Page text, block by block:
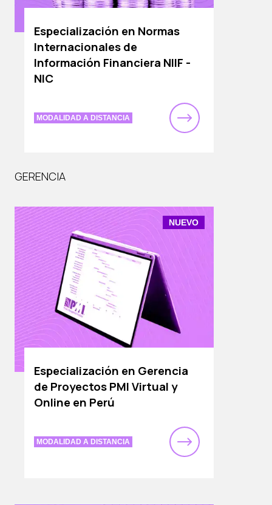
Especialización en Normas
Internacionales de
Información Financiera NIIF -
NIC
MODALIDAD A DISTANCIA
GERENCIA
NUEVO
Especialización en Gerencia
de Proyectos PMI Virtual y
Online en Perú
MODALIDAD A DISTANCIA